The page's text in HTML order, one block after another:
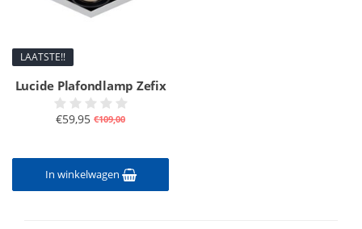
LAATSTE!!
Lucide Plafondlamp Zefix
€59,95 €109,00
In winkelwagen